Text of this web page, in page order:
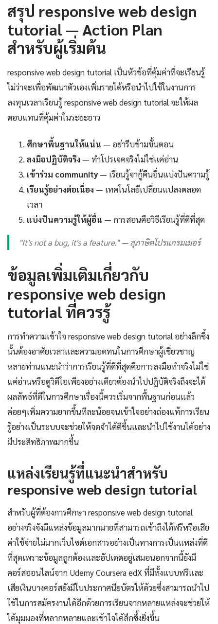
สรุป responsive web design
tutorial — Action Plan
สำหรับผู้เริ่มต้น
responsive web design tutorial เป็นหัวข้อที่คุ้มค่าที่จะเรียนรู้
ไม่ว่าจะเพื่อพัฒนาตัวเองเพิ่มรายได้หรือนำไปใช้ในงานการ
ลงทุนเวลาเรียนรู้ responsive web design tutorial จะให้ผล
ตอบแทนที่คุ้มค่าในระยะยาว
ศึกษาพื้นฐานให้แน่น — อย่ารีบข้ามขั้นตอน
ลงมือปฏิบัติจริง — ทำโปรเจคจริงไม่ใช่แค่อ่าน
เข้าร่วม community — เรียนรู้จากู้คืนอื่นแบ่งปันความรู้
เรียนรู้อย่างต่อเนื่อง — เทคโนโลยีเปลี่ยนแปลงตลอด
เวลา
แบ่งปันความรู้ให้ผู้อื่น — การสอนคือวิธีเรียนรู้ที่ดีที่สุด
"It's not a bug, it's a feature." — สุภาษิตโปรแกรมเมอร์
ข้อมูลเพิ่มเติมเกี่ยวกับ
responsive web design
tutorial ที่ควรรู้
การทำความเข้าใจ responsive web design tutorial อย่างลึกซึ้ง
นั้นต้องอาศัยเวลาและความอดทนในการศึกษาผู้เชี่ยวชาญ
หลายท่านแนะนำว่าการเรียนรู้ที่ดีที่สุดคือการลงมือทำจริงไม่ใช่
แค่อ่านหรือดูวิดีโอเพียงอย่างเดียวต้องนำไปปฏิบัติจริงถึงจะได้
ผลลัพธ์ที่ดีในการศึกษาเรื่องนี้ควรเริ่มจากพื้นฐานก่อนแล้ว
ค่อยๆเพิ่มความยากขึ้นทีละน้อยจนเข้าใจอย่างถ่องแท้การเรียน
รู้อย่างเป็นระบบจะช่วยให้จดจำได้ดีขึ้นและนำไปใช้งานได้อย่าง
มีประสิทธิภาพมากขึ้น
แหล่งเรียนรู้ที่แนะนำสำหรับ
responsive web design tutorial
สำหรับผู้ที่ต้องการศึกษา responsive web design tutorial
อย่างจริงจังมีแหล่งข้อมูลมากมายที่สามารถเข้าถึงได้ฟรีหรือเสีย
ค่าใช้จ่ายไม่มากเว็บไซต์เอกสารอย่างเป็นทางการเป็นแหล่งที่ดี
ที่สุดเพราะข้อมูลถูกต้องและอัปเดตอยู่เสมอนอกจากนี้ยังมี
คอร์สออนไลน์จาก Udemy Coursera edX ที่มีทั้งแบบฟรีและ
เสียเงินบางคอร์สยังมีใบประกาศนียบัตรให้ด้วยซึ่งสามารถนำไป
ใช้ในการสมัครงานได้อีกด้วยการเรียนจากหลายแหล่งจะช่วยให้
ได้มุมมองที่หลากหลายและเข้าใจได้ลึกซึ้งยิ่งขึ้น